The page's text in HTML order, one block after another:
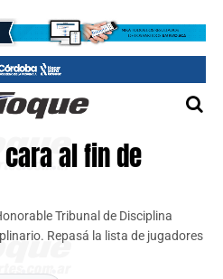
al fin de
Tribunal de Disciplina
Repasá la lista de jugadores